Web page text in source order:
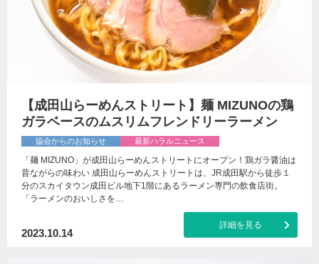
【成田山らーめんストリート】麺 MIZUNOの鶏
ガラベースのムスリムフレンドリーラーメン
協会からのお知らせ 最新ハラルニュース
「麺 MIZUNO」が成田山らーめんストリートにオープン！鶏ガラ醤油は
昔ながらの味わい 成田山らーめんストリートは、JR成田駅から徒歩１
分のスカイタウン成田ビル地下1階にあるラーメン専門の飲食店街。
「ラーメンのおいしさを…
2023.10.14
詳細を見る